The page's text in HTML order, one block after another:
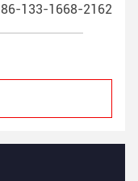
86-133-1668-2162